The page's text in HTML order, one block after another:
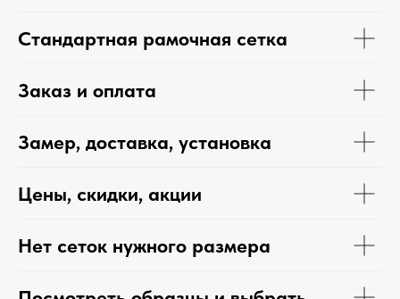
Стандартная рамочная сетка
Заказ и оплата
Замер, доставка, установка
Цены, скидки, акции
Нет сеток нужного размера